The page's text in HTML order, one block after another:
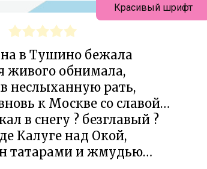
в Тушино бежала
живого обнимала,
неслыханную рать,
к Москве со славой…
в снегу ? безглавый ?
Калуге над Окой,
татарами и жмудью…
Красивый шрифт